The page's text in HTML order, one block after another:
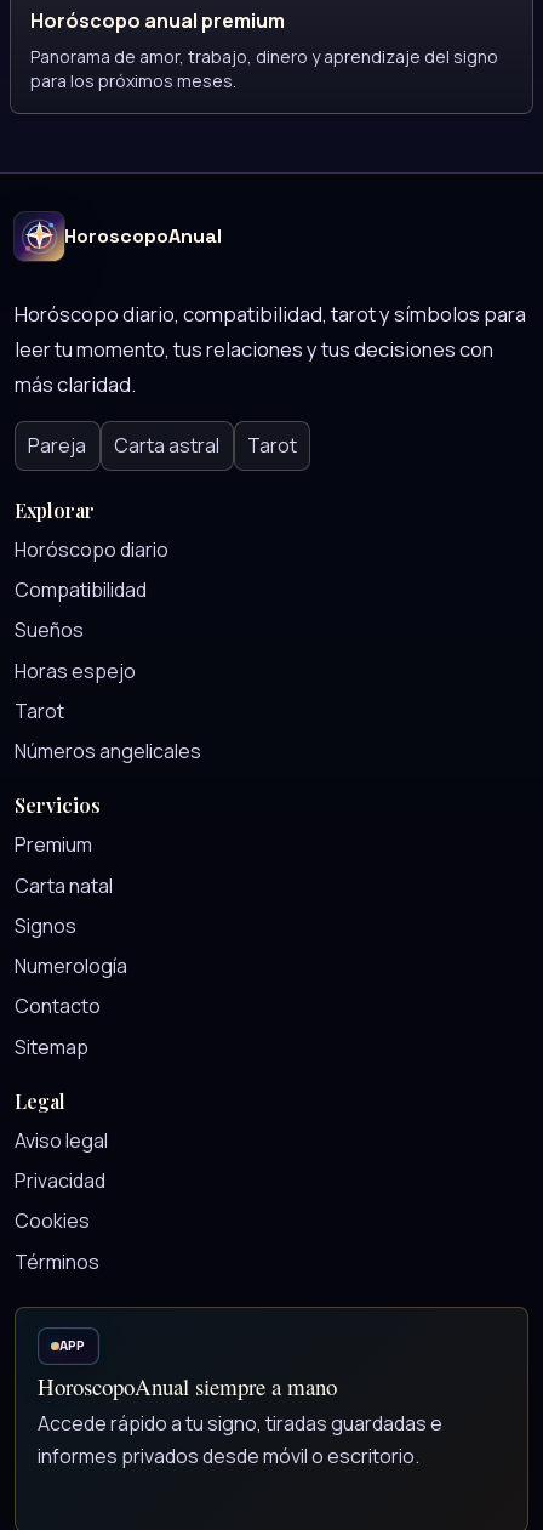
Horóscopo anual premium
Panorama de amor, trabajo, dinero y aprendizaje del signo
para los próximos meses.
HoroscopoAnual
Horóscopo diario, compatibilidad, tarot y símbolos para
leer tu momento, tus relaciones y tus decisiones con
más claridad.
Pareja Carta astral Tarot
Explorar
Horóscopo diario
Compatibilidad
Sueños
Horas espejo
Tarot
Números angelicales
Servicios
Premium
Carta natal
Signos
Numerología
Contacto
Sitemap
Legal
Aviso legal
Privacidad
Cookies
Términos
APP
HoroscopoAnual siempre a mano
Accede rápido a tu signo, tiradas guardadas e
informes privados desde móvil o escritorio.